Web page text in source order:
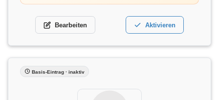
Bearbeiten Aktivieren
Basis-Eintrag · inaktiv